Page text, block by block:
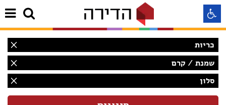
כריות
שמנת / קרם
סלון
התאמה לקורא מסך
התאמה לעיוורי צבעים